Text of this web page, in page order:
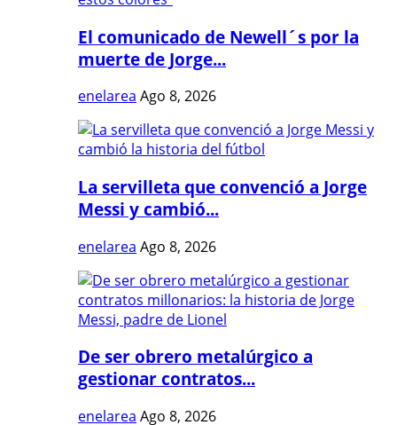
El comunicado de Newell´s por la
muerte de Jorge...
enelarea Ago 8, 2026
La servilleta que convenció a Jorge
Messi y cambió...
enelarea Ago 8, 2026
De ser obrero metalúrgico a
gestionar contratos...
enelarea Ago 8, 2026